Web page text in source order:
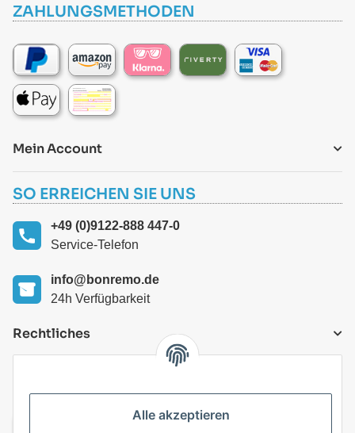
ZAHLUNGSMETHODEN
Mein Account
SO ERREICHEN SIE UNS
+49 (0)9122-888 447-0
Service-Telefon
info@bonremo.de
24h Verfügbarkeit
Rechtliches
Alle akzeptieren